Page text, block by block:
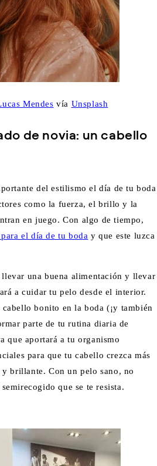
Mendes vía Unsplash
de novia: un cabello
del estilismo el día de tu boda
como la fuerza, el brillo y la
en juego. Con algo de tiempo,
el día de tu boda y que este luzca
una buena alimentación y llevar
a cuidar tu pelo desde el interior.
cabello bonito en la boda (¡y también
parte de tu rutina diaria de
que aportará a tu organismo
para que tu cabello crezca más
brillante. Con un pelo sano, no
que se te resista.